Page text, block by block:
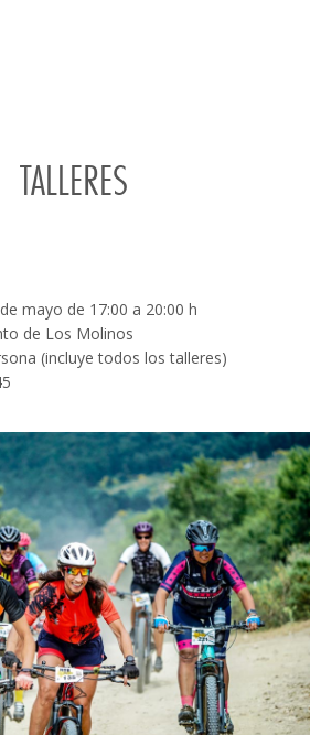
TALLERES
mayo de 17:00 a 20:00 h
de Los Molinos
(incluye todos los talleres)